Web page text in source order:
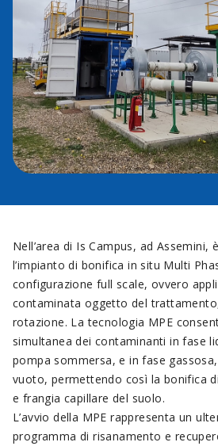
Nell’area di Is Campus, ad Assemini,
l’impianto di bonifica in situ Multi
configurazione full scale, ovvero
contaminata oggetto del
rotazione. La tecnologia MPE
simultanea dei contaminanti in fase
pompa sommersa, e in fase
vuoto, permettendo così la bonifica
e frangia capillare del suolo.
L’avvio della MPE rappresenta un
programma di risanamento e